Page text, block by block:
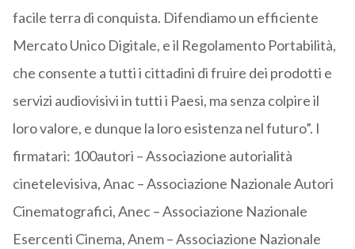
facile terra di conquista. Difendiamo un efficiente
Mercato Unico Digitale, e il Regolamento Portabilità,
che consente a tutti i cittadini di fruire dei prodotti e
servizi audiovisivi in tutti i Paesi, ma senza colpire il
loro valore, e dunque la loro esistenza nel futuro”. I
firmatari: 100autori – Associazione autorialità
cinetelevisiva, Anac – Associazione Nazionale Autori
Cinematografici, Anec – Associazione Nazionale
Esercenti Cinema, Anem – Associazione Nazionale